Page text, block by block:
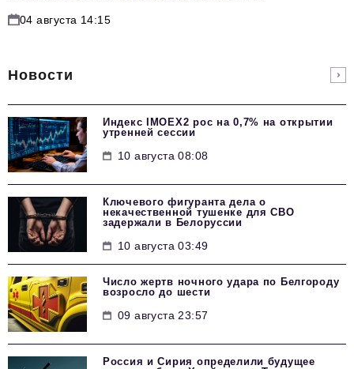
04 августа 14:15
Новости
Индекс IMOEX2 рос на 0,7% на открытии
утренней сессии
10 августа 08:08
Ключевого фигуранта дела о
некачественной тушенке для СВО
задержали в Белоруссии
10 августа 03:49
Число жертв ночного удара по Белгороду
возросло до шести
09 августа 23:57
Россия и Сирия определили будущее